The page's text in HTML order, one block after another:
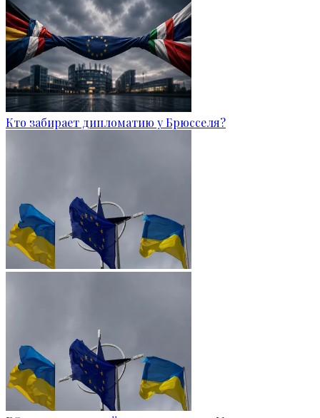
Кто забирает дипломатию у Брюсселя?